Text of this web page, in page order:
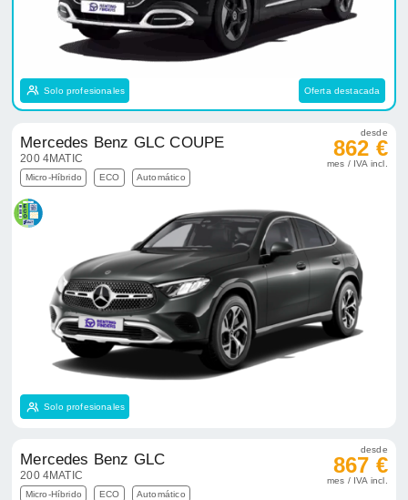
Solo profesionales Oferta destacada
Mercedes Benz GLC COUPE
200 4MATIC
Micro-Híbrido ECO Automático
desde
862 €
mes / IVA incl.
Solo profesionales
Mercedes Benz GLC
200 4MATIC
Micro-Híbrido ECO Automático
desde
867 €
mes / IVA incl.